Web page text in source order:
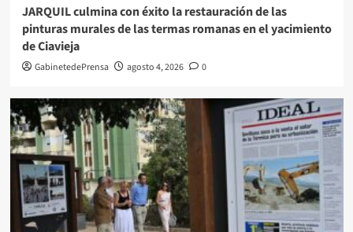
JARQUIL culmina con éxito la restauración de las
pinturas murales de las termas romanas en el yacimiento
de Ciavieja
GabinetedePrensa agosto 4, 2026 0